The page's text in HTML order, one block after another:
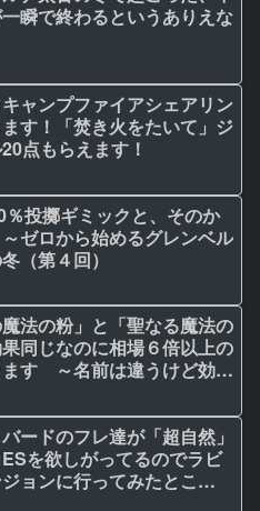
瞬で終わるというありえな
ャンプファイアシェアリン
す！「焚き火をたいて」ジ
点もらえます！
％投擲ギミックと、そのか
ゼロから始めるグレンベル
（第４回）
魔法の粉」と「聖なる魔法の
同じなのに相場６倍以上の
す ～名前は違うけど効果
ードのフレ達が「超自然」
を欲しがってるのでラビ
ョンに行ってみたとこ